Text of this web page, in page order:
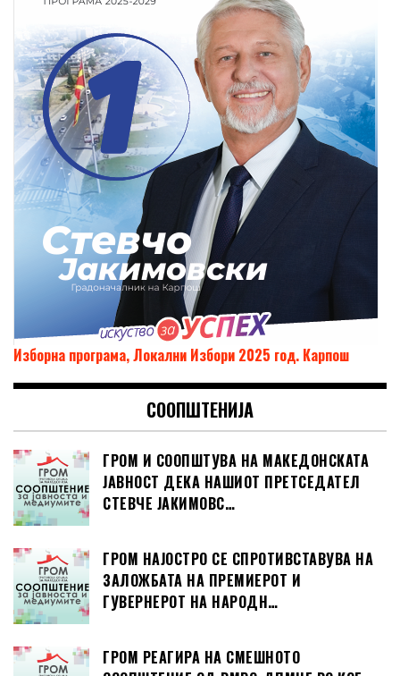
Изборна програма, Локални Избори 2025 год. Карпош
СООПШТЕНИЈА
ГРОМ И СООПШТУВА НА МАКЕДОНСКАТА
ЈАВНОСТ ДЕКА НАШИОТ ПРЕТСЕДАТЕЛ
СТЕВЧЕ ЈАКИМОВС…
ГРОМ НАЈОСТРО СЕ СПРОТИВСТАВУВА НА
ЗАЛОЖБАТА НА ПРЕМИЕРОТ И
ГУВЕРНЕРОТ НА НАРОДН…
ГРОМ РЕАГИРА НА СМЕШНОТО